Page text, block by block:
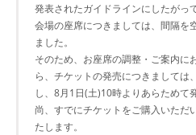
発表されたガイドラインにしたがっ
会場の座席につきましては、間隔を
ました。
そのため、お座席の調整・ご案内に
ら、チケットの発売につきましては
し、8月1日(土)10時よりあらためて
尚、すでにチケットをご購入いただ
たします。